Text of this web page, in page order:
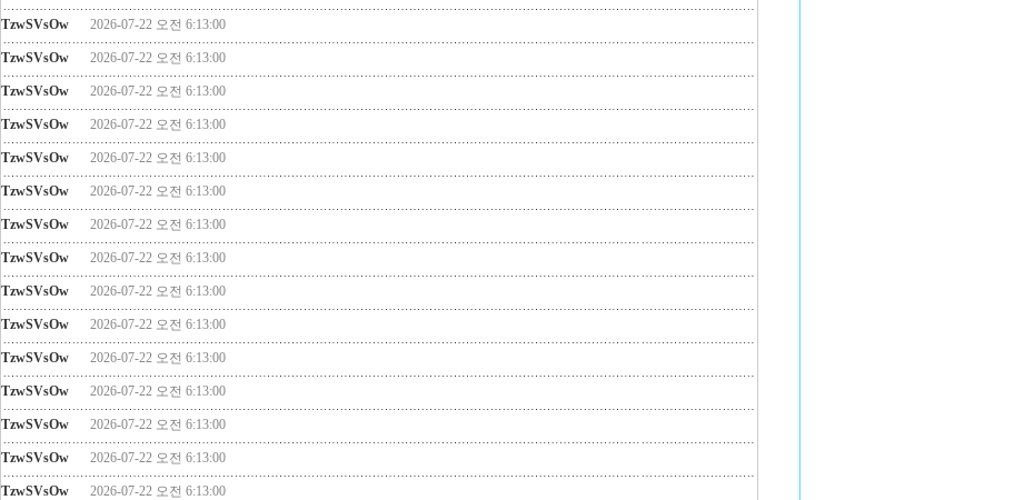
TzwSVsOw 2026-07-22 오전 6:13:00
TzwSVsOw 2026-07-22 오전 6:13:00
TzwSVsOw 2026-07-22 오전 6:13:00
TzwSVsOw 2026-07-22 오전 6:13:00
TzwSVsOw 2026-07-22 오전 6:13:00
TzwSVsOw 2026-07-22 오전 6:13:00
TzwSVsOw 2026-07-22 오전 6:13:00
TzwSVsOw 2026-07-22 오전 6:13:00
TzwSVsOw 2026-07-22 오전 6:13:00
TzwSVsOw 2026-07-22 오전 6:13:00
TzwSVsOw 2026-07-22 오전 6:13:00
TzwSVsOw 2026-07-22 오전 6:13:00
TzwSVsOw 2026-07-22 오전 6:13:00
TzwSVsOw 2026-07-22 오전 6:13:00
TzwSVsOw 2026-07-22 오전 6:13:00